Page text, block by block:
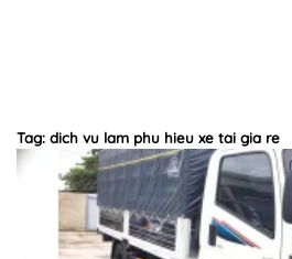
Tag: dich vu lam phu hieu xe tai gia re